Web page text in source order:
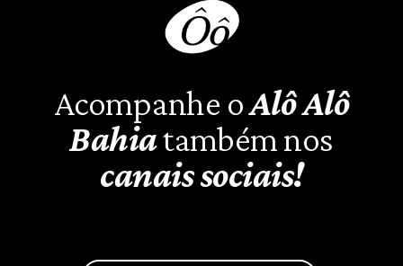
Acompanhe oAlô Alô
Bahiatambém nos
canais sociais!